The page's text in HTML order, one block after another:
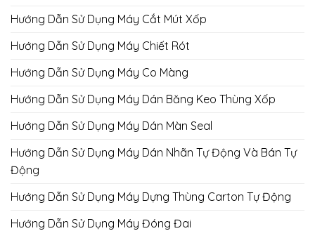
Hướng Dẫn Sử Dụng Máy Cắt Mút Xốp
Hướng Dẫn Sử Dụng Máy Chiết Rót
Hướng Dẫn Sử Dụng Máy Co Màng
Hướng Dẫn Sử Dụng Máy Dán Băng Keo Thùng Xốp
Hướng Dẫn Sử Dụng Máy Dán Màn Seal
Hướng Dẫn Sử Dụng Máy Dán Nhãn Tự Động Và Bán Tự
Động
Hướng Dẫn Sử Dụng Máy Dựng Thùng Carton Tự Động
Hướng Dẫn Sử Dụng Máy Đóng Đai